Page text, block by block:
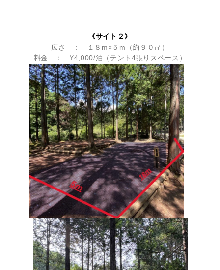
《サイト２》
広さ ： １８m×５m（約９０㎡）
料金 ： ¥4,000/泊（テント4張りスペース）